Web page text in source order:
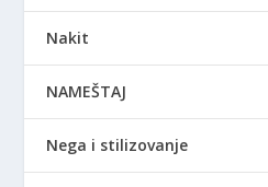
Nakit
NAMEŠTAJ
Nega i stilizovanje